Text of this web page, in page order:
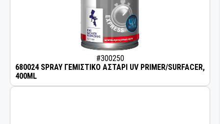
#300250
680024 SPRAY ΓΕΜΙΣΤΙΚΟ ΑΣΤΑΡΙ UV PRIMER/SURFACER,
400ML